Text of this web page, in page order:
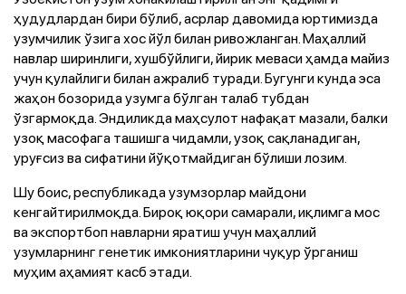
ҳудудлардан бири бўлиб, асрлар давомида юртимизда
узумчилик ўзига хос йўл билан ривожланган. Маҳаллий
навлар ширинлиги, хушбўйлиги, йирик меваси ҳамда майиз
учун қулайлиги билан ажралиб туради. Бугунги кунда эса
жаҳон бозорида узумга бўлган талаб тубдан
ўзгармоқда. Эндиликда маҳсулот нафақат мазали, балки
узоқ масофага ташишга чидамли, узоқ сақланадиган,
уруғсиз ва сифатини йўқотмайдиган бўлиши лозим.
Шу боис, республикада узумзорлар майдони
кенгайтирилмоқда. Бироқ юқори самарали, иқлимга мос
ва экспортбоп навларни яратиш учун маҳаллий
узумларнинг генетик имкониятларини чуқур ўрганиш
муҳим аҳамият касб этади.